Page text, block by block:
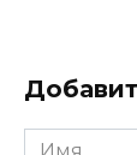
Имя